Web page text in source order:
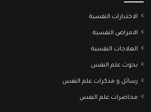
الاختبارات النفسية
الامراض النفسية
العلاجات النفسية
بحوث علم النفس
رسائل و مذكرات علم النفس
محاضرات علم النفس